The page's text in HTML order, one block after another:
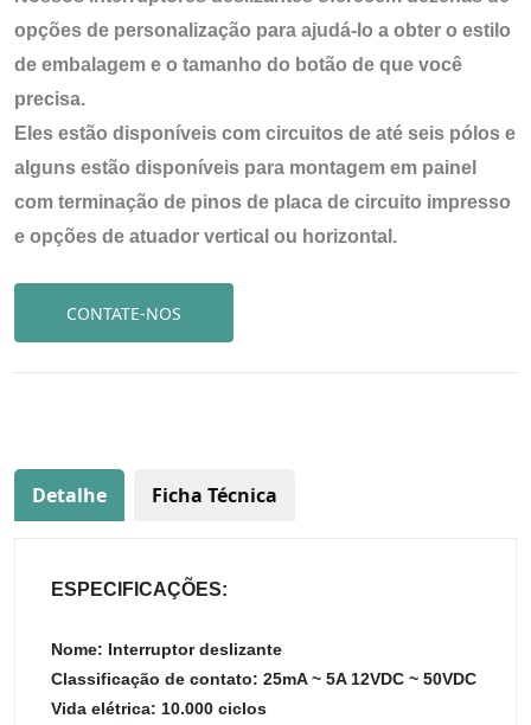
opções de personalização para ajudá-lo a obter o estilo
de embalagem e o tamanho do botão de que você
precisa.
Eles estão disponíveis com circuitos de até seis pólos e
alguns estão disponíveis para montagem em painel
com terminação de pinos de placa de circuito impresso
e opções de atuador vertical ou horizontal.
CONTATE-NOS
Detalhe Ficha Técnica
ESPECIFICAÇÕES:
Nome: Interruptor deslizante
Classificação de contato: 25mA ~ 5A 12VDC ~ 50VDC
Vida elétrica: 10.000 ciclos